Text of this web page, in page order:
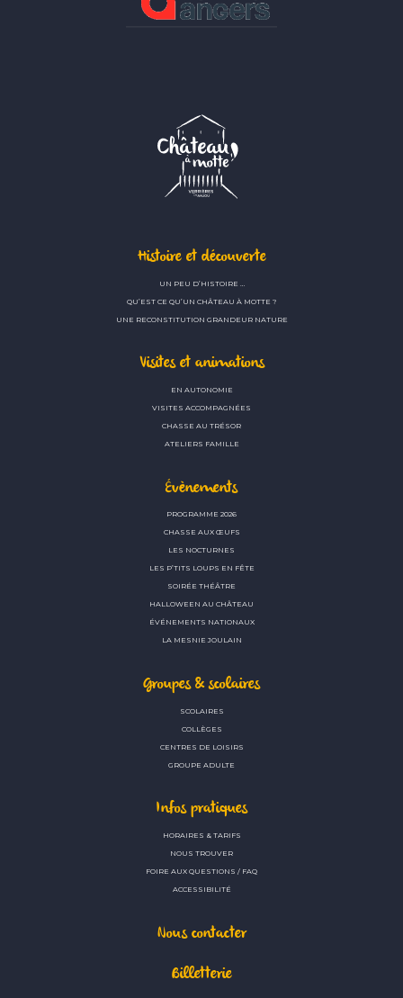
Histoire et découverte
UN PEU D’HISTOIRE …
QU’EST CE QU’UN CHÂTEAU À MOTTE ?
UNE RECONSTITUTION GRANDEUR NATURE
Visites et animations
EN AUTONOMIE
VISITES ACCOMPAGNÉES
CHASSE AU TRÉSOR
ATELIERS FAMILLE
Évènements
PROGRAMME 2026
CHASSE AUX ŒUFS
LES NOCTURNES
LES P’TITS LOUPS EN FÊTE
SOIRÉE THÉÂTRE
HALLOWEEN AU CHÂTEAU
ÉVÉNEMENTS NATIONAUX
LA MESNIE JOULAIN
Groupes & scolaires
SCOLAIRES
COLLÈGES
CENTRES DE LOISIRS
GROUPE ADULTE
Infos pratiques
HORAIRES & TARIFS
NOUS TROUVER
FOIRE AUX QUESTIONS / FAQ
ACCESSIBILITÉ
Nous contacter
Billetterie